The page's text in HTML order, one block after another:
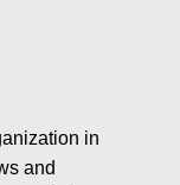
in
and